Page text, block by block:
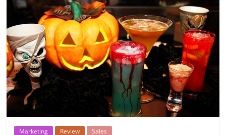
แฟ
รน
ไชส์,
ศูนย์
รวม
Marketing Review Sales